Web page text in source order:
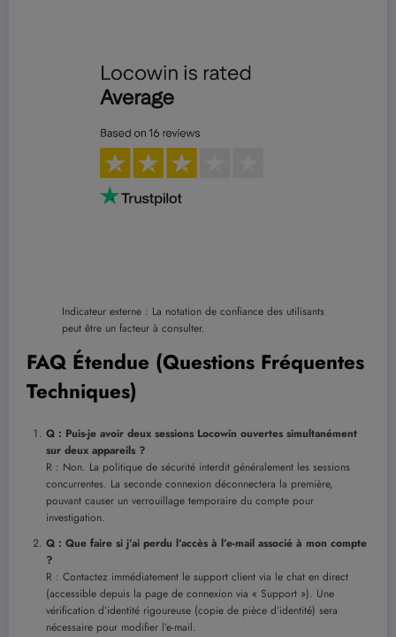
Indicateur externe : La notation de confiance des utilisants
peut être un facteur à consulter.
FAQ Étendue (Questions Fréquentes
Techniques)
Q : Puis-je avoir deux sessions Locowin ouvertes simultanément
sur deux appareils ?
R : Non. La politique de sécurité interdit généralement les sessions
concurrentes. La seconde connexion déconnectera la première,
pouvant causer un verrouillage temporaire du compte pour
investigation.
Q : Que faire si j’ai perdu l’accès à l’e-mail associé à mon compte
?
R : Contactez immédiatement le support client via le chat en direct
(accessible depuis la page de connexion via « Support »). Une
vérification d’identité rigoureuse (copie de pièce d’identité) sera
nécessaire pour modifier l’e-mail.